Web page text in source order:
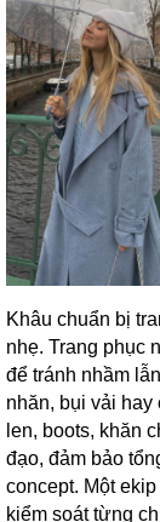
Khâu chuẩn bị
nhẹ. Trang phục
để tránh nhầm
nhăn, bụi vải hay
len, boots, khăn
đạo, đảm bảo
concept. Một
kiểm soát từng